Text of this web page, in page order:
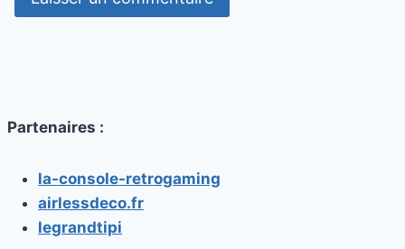
Partenaires :
la-console-retrogaming
airlessdeco.fr
legrandtipi